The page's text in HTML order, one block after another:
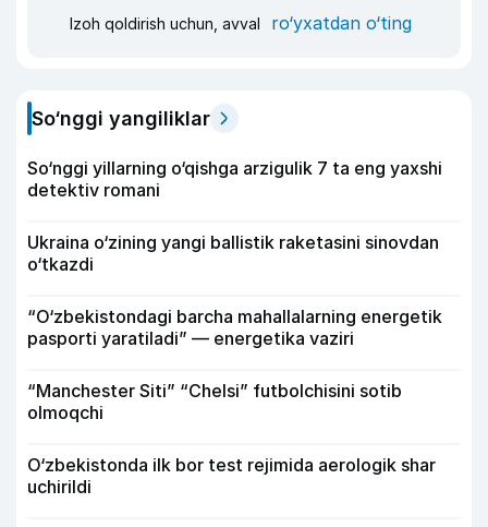
Izoh qoldirish uchun, avval ro‘yxatdan o‘ting
So‘nggi yangiliklar
So‘nggi yillarning o‘qishga arzigulik 7 ta eng yaxshi
detektiv romani
Ukraina o‘zining yangi ballistik raketasini sinovdan
o‘tkazdi
“O‘zbekistondagi barcha mahallalarning energetik
pasporti yaratiladi” — energetika vaziri
“Manchester Siti” “Chelsi” futbolchisini sotib
olmoqchi
O‘zbekistonda ilk bor test rejimida aerologik shar
uchirildi